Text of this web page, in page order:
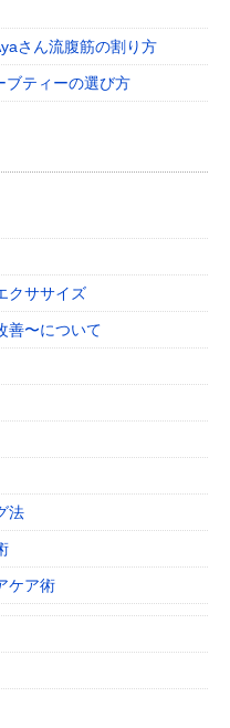
さん流腹筋の割り方
ブティーの選び方
クササイズ
善〜について
法
ケア術